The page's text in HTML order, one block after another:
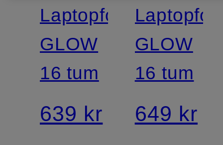
Laptopfodral
GLOW
16 tum
639 kr
GLOW
16 tum
649 kr